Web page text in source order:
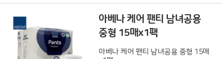
아베나 케어 팬티 남녀공용
중형 15매x1팩
아베나 케어 팬티 남녀공용 중형 15매